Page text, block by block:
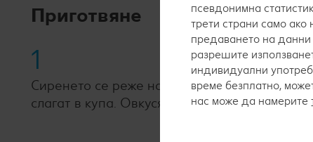
Приготвяне
1
Сиренето се реже на малки кубчета.
слагат в купа. Овкусяват се с маслиново
псевдонимна
трети страни само
предаването на
разрешите
индивидуални
време безплатно,
нас може да намерите